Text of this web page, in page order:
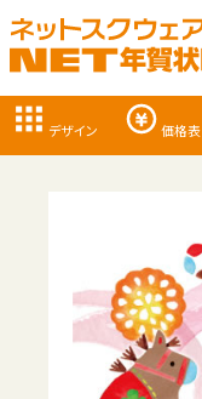
デザイン 価格表